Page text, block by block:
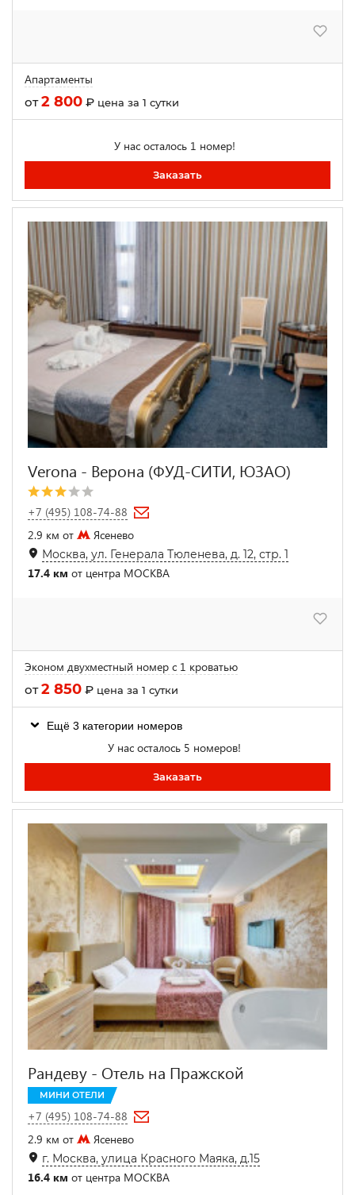
Апартаменты
от2 800 ₽ цена за 1 сутки
У нас осталось 1 номер!
Заказать
Verona - Верона (ФУД-СИТИ, ЮЗАО)
+7 (495) 108-74-88
2.9 км от
Ясенево
Москва, ул. Генерала Тюленева, д. 12, стр. 1
17.4 км от центра МОСКВА
Эконом двухместный номер с 1 кроватью
от2 850 ₽ цена за 1 сутки
Ещё 3 категории номеров
У нас осталось 5 номеров!
Заказать
Рандеву - Отель на Пражской
МИНИ ОТЕЛИ
+7 (495) 108-74-88
2.9 км от
Ясенево
г. Москва, улица Красного Маяка, д.15
16.4 км от центра МОСКВА